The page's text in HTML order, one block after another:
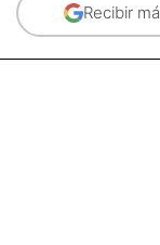
Recibir